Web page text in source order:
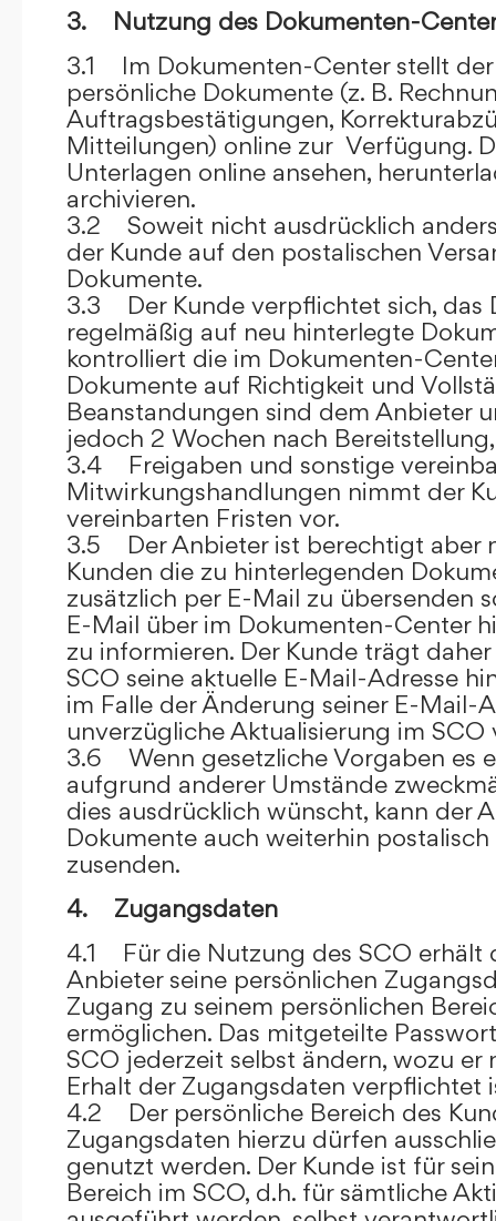
3. Nutzung des Dokumenten-
3.1 Im Dokumenten-Center stellt
persönliche Dokumente (z. B.
Auftragsbestätigungen,
Mitteilungen) online zur Verfügung.
Unterlagen online ansehen,
archivieren.
3.2 Soweit nicht ausdrücklich
der Kunde auf den postalischen
Dokumente.
3.3 Der Kunde verpflichtet sich, das
regelmäßig auf neu hinterlegte
kontrolliert die im Dokumenten-
Dokumente auf Richtigkeit und
Beanstandungen sind dem Anbieter
jedoch 2 Wochen nach
3.4 Freigaben und sonstige
Mitwirkungshandlungen nimmt der
vereinbarten Fristen vor.
3.5 Der Anbieter ist berechtigt aber
Kunden die zu hinterlegenden
zusätzlich per E-Mail zu übersenden
E-Mail über im Dokumenten-Center
zu informieren. Der Kunde trägt
SCO seine aktuelle E-Mail-Adresse
im Falle der Änderung seiner E-Mail-
unverzügliche Aktualisierung im SCO
3.6 Wenn gesetzliche Vorgaben es
aufgrund anderer Umstände
dies ausdrücklich wünscht, kann der
Dokumente auch weiterhin
zusenden.
4. Zugangsdaten
4.1 Für die Nutzung des SCO erhält
Anbieter seine persönlichen
Zugang zu seinem persönlichen
ermöglichen. Das mitgeteilte
SCO jederzeit selbst ändern, wozu er
Erhalt der Zugangsdaten verpflichtet
4.2 Der persönliche Bereich des
Zugangsdaten hierzu dürfen
genutzt werden. Der Kunde ist für
Bereich im SCO, d.h. für sämtliche